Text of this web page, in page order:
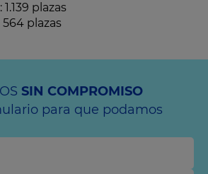
: 1.139 plazas
564 plazas
SIN COMPROMISO
para que podamos